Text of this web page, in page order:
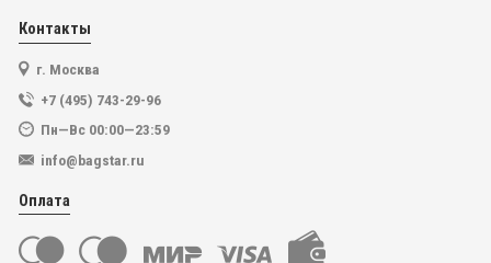
Контакты
г. Москва
+7 (495) 743-29-96
Пн—Вс 00:00—23:59
info@bagstar.ru
Оплата